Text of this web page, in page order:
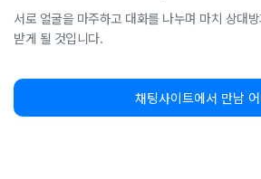
서로 얼굴을 마주하고 대화를 나누며 마치 상대
받게 될 것입니다.
채팅사이트에서 만남